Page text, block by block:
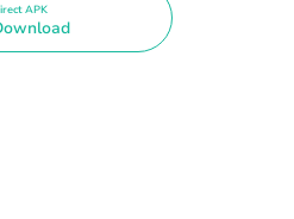
APK